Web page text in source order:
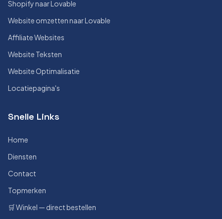
Shopify naar Lovable
Website omzetten naar Lovable
Affiliate Websites
Website Teksten
Website Optimalisatie
Locatiepagina's
Snelle Links
Home
Diensten
Contact
Topmerken
🛒 Winkel — direct bestellen